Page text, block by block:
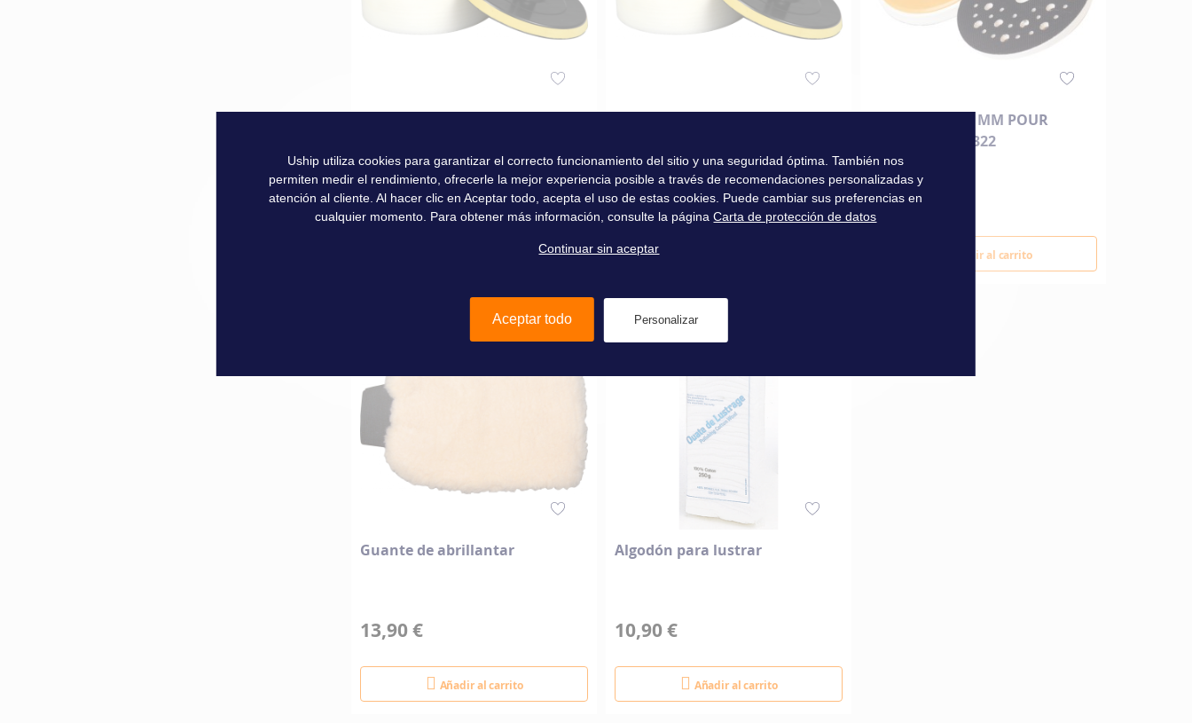
13,90 € 21,80 €
PLATEAU Ø 135 MM POUR
POLISSEUSE 22322
29,70 €
Añadir al carrito
Guante de abrillantar
13,90 €
Añadir al carrito
Algodón para lustrar
10,90 €
Añadir al carrito
Uship utiliza cookies para garantizar el correcto funcionamiento del sitio y una seguridad óptima. También nos
permiten medir el rendimiento, ofrecerle la mejor experiencia posible a través de recomendaciones personalizadas y
atención al cliente. Al hacer clic en Aceptar todo, acepta el uso de estas cookies. Puede cambiar sus preferencias en
cualquier momento. Para obtener más información, consulte la páginaCarta de protección de datos
Continuar sin aceptar
Aceptar todo Personalizar